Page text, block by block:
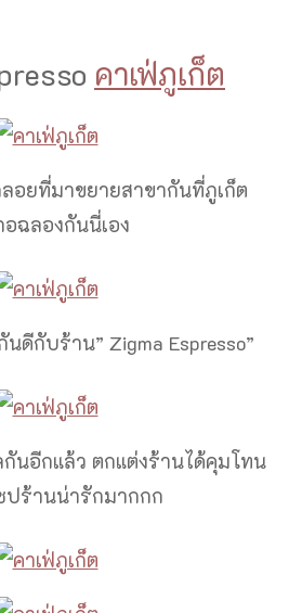
คาเฟ่ภูเก็ต
อยที่มาขยายสาขากันที่ภูเก็ต
อฉลองกันนี่เอง
ดีกับร้าน” Zigma Espresso”
นอีกแล้ว ตกแต่งร้านได้คุมโทน
ปร้านน่ารักมากกก